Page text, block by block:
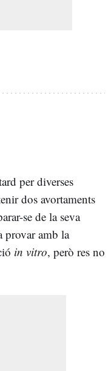
per diverses
dos avortaments
se de la seva
provar amb la
in vitro, però res no